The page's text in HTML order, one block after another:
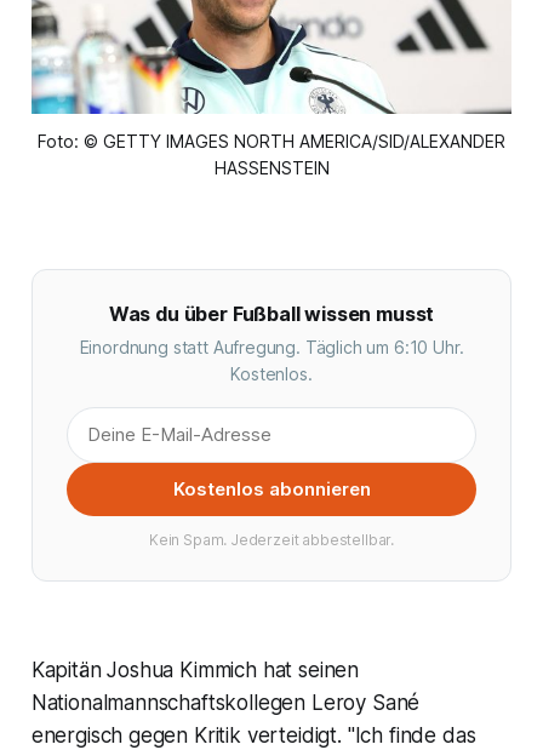
Foto: © GETTY IMAGES NORTH AMERICA/SID/ALEXANDER
HASSENSTEIN
Was du über Fußball wissen musst
Einordnung statt Aufregung. Täglich um 6:10 Uhr.
Kostenlos.
Kostenlos abonnieren
Kein Spam. Jederzeit abbestellbar.
Kapitän Joshua Kimmich hat seinen
Nationalmannschaftskollegen Leroy Sané
energisch gegen Kritik verteidigt. "Ich finde das